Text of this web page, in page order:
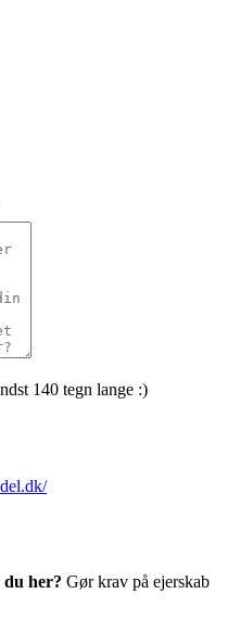
140 tegn lange :)
her? Gør krav på ejerskab